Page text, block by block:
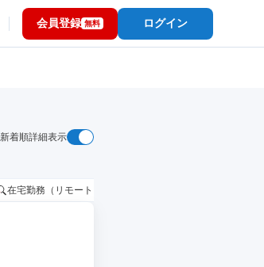
会員登録 無料 ログイン
新着順詳細表示
在宅勤務（リモートワーク）OK